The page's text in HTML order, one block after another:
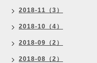
2018-11（3）
2018-10（4）
2018-09（2）
2018-08（2）